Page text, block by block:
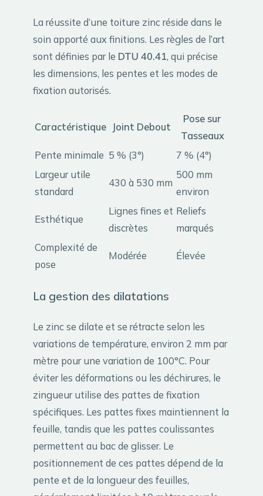
La réussite d’une toiture zinc réside dans le
soin apporté aux finitions. Les règles de l’art
sont définies par le DTU 40.41, qui précise
les dimensions, les pentes et les modes de
fixation autorisés.
Caractéristique Joint Debout
Pose sur
Tasseaux
Pente minimale 5 % (3°)
7 % (4°)
Largeur utile
standard
430 à 530 mm
500 mm
environ
Esthétique
Lignes fines et
discrètes
Reliefs
marqués
Complexité de
pose
Modérée Élevée
La gestion des dilatations
Le zinc se dilate et se rétracte selon les
variations de température, environ 2 mm par
mètre pour une variation de 100°C. Pour
éviter les déformations ou les déchirures, le
zingueur utilise des pattes de fixation
spécifiques. Les pattes fixes maintiennent la
feuille, tandis que les pattes coulissantes
permettent au bac de glisser. Le
positionnement de ces pattes dépend de la
pente et de la longueur des feuilles,